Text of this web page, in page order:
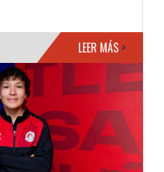
LEER MÁS >